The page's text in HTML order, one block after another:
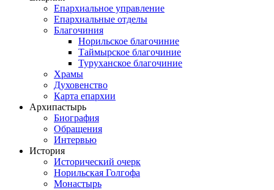
Епархиальное управление
Епархиальные отделы
Благочиния
Норильское благочиние
Таймырское благочиние
Туруханское благочиние
Храмы
Духовенство
Карта епархии
Архипастырь
Биография
Обращения
Интервью
История
Исторический очерк
Норильская Голгофа
Монастырь